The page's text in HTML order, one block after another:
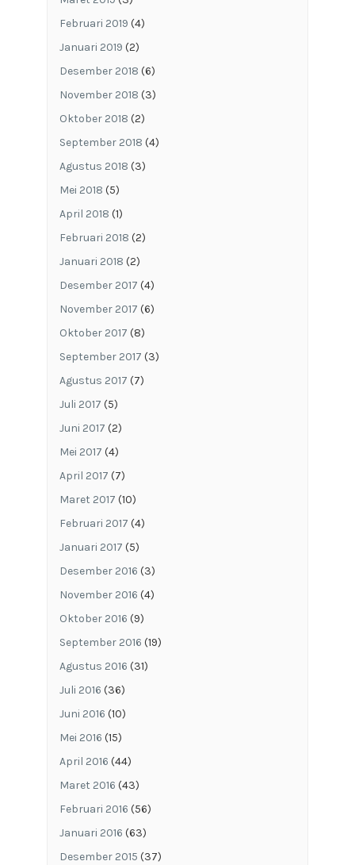
Februari 2019 (4)
Januari 2019 (2)
Desember 2018 (6)
November 2018 (3)
Oktober 2018 (2)
September 2018 (4)
Agustus 2018 (3)
Mei 2018 (5)
April 2018 (1)
Februari 2018 (2)
Januari 2018 (2)
Desember 2017 (4)
November 2017 (6)
Oktober 2017 (8)
September 2017 (3)
Agustus 2017 (7)
Juli 2017 (5)
Juni 2017 (2)
Mei 2017 (4)
April 2017 (7)
Maret 2017 (10)
Februari 2017 (4)
Januari 2017 (5)
Desember 2016 (3)
November 2016 (4)
Oktober 2016 (9)
September 2016 (19)
Agustus 2016 (31)
Juli 2016 (36)
Juni 2016 (10)
Mei 2016 (15)
April 2016 (44)
Maret 2016 (43)
Februari 2016 (56)
Januari 2016 (63)
Desember 2015 (37)